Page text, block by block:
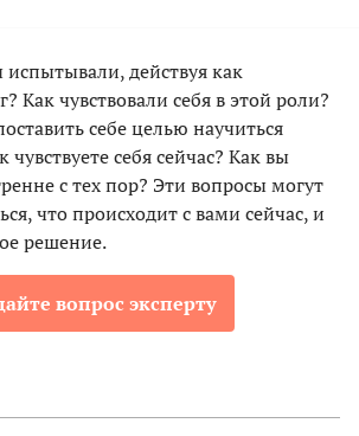
действуя как
Как чувствовали себя в этой роли?
себе целью научиться
чувствуете себя сейчас? Как вы
с тех пор? Эти вопросы могут
что происходит с вами сейчас, и
решение.
вопрос эксперту